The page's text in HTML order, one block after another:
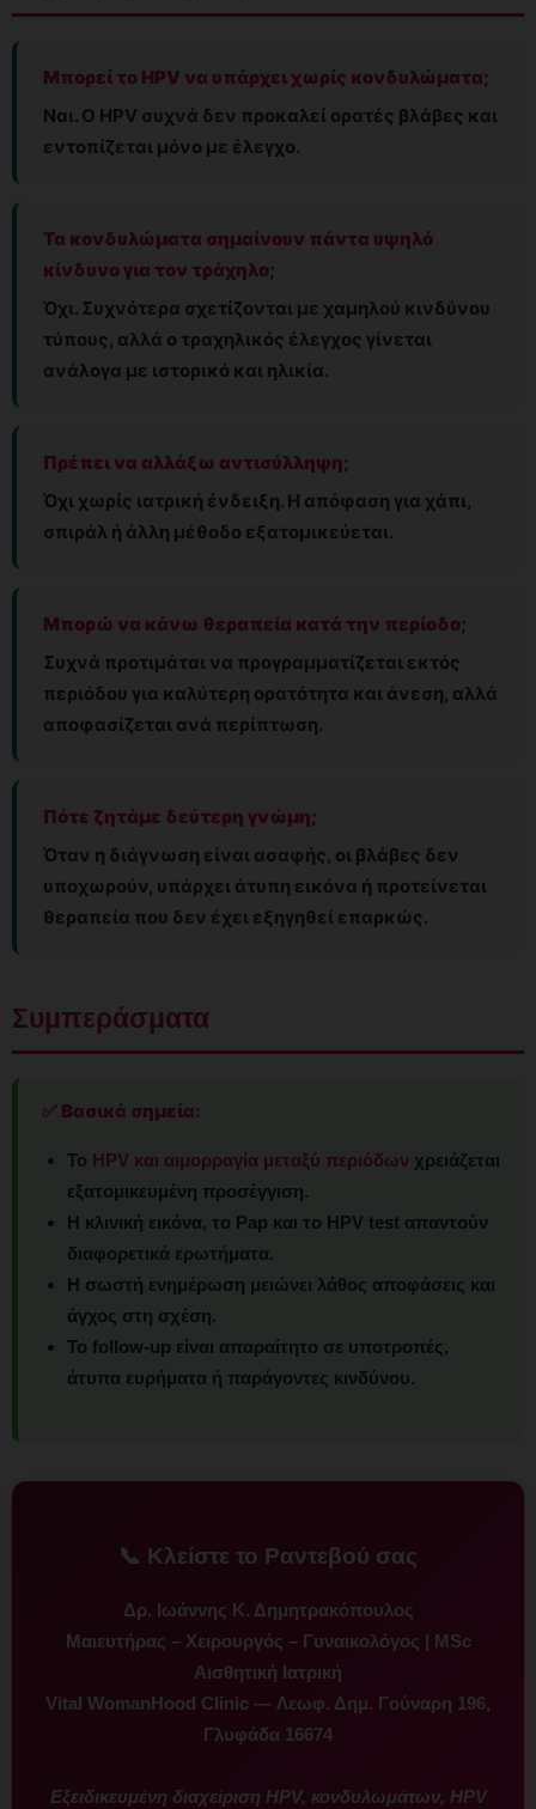
Μπορεί το HPV να υπάρχει χωρίς κονδυλώματα;
Ναι. Ο HPV συχνά δεν προκαλεί ορατές βλάβες και
εντοπίζεται μόνο με έλεγχο.
Τα κονδυλώματα σημαίνουν πάντα υψηλό
κίνδυνο για τον τράχηλο;
Όχι. Συχνότερα σχετίζονται με χαμηλού κινδύνου
τύπους, αλλά ο τραχηλικός έλεγχος γίνεται
ανάλογα με ιστορικό και ηλικία.
Πρέπει να αλλάξω αντισύλληψη;
Όχι χωρίς ιατρική ένδειξη. Η απόφαση για χάπι,
σπιράλ ή άλλη μέθοδο εξατομικεύεται.
Μπορώ να κάνω θεραπεία κατά την περίοδο;
Συχνά προτιμάται να προγραμματίζεται εκτός
περιόδου για καλύτερη ορατότητα και άνεση, αλλά
αποφασίζεται ανά περίπτωση.
Πότε ζητάμε δεύτερη γνώμη;
Όταν η διάγνωση είναι ασαφής, οι βλάβες δεν
υποχωρούν, υπάρχει άτυπη εικόνα ή προτείνεται
θεραπεία που δεν έχει εξηγηθεί επαρκώς.
Συμπεράσματα
✅ Βασικά σημεία:
Το HPV και αιμορραγία μεταξύ περιόδων χρειάζεται
εξατομικευμένη προσέγγιση.
Η κλινική εικόνα, το Pap και το HPV test απαντούν
διαφορετικά ερωτήματα.
Η σωστή ενημέρωση μειώνει λάθος αποφάσεις και
άγχος στη σχέση.
Το follow-up είναι απαραίτητο σε υποτροπές,
άτυπα ευρήματα ή παράγοντες κινδύνου.
📞 Κλείστε το Ραντεβού σας
Δρ. Ιωάννης Κ. Δημητρακόπουλος
Μαιευτήρας – Χειρουργός – Γυναικολόγος | MSc
Αισθητική Ιατρική
Vital WomanHood Clinic — Λεωφ. Δημ. Γούναρη 196,
Γλυφάδα 16674
Εξειδικευμένη διαχείριση HPV, κονδυλωμάτων, HPV